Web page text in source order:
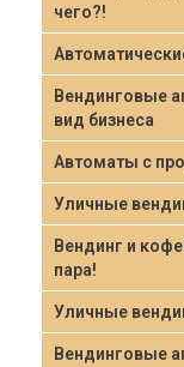
чего?!
Вендинговые
вид бизнеса
Автоматы с
Уличные
Вендинг и
пара!
Уличные
Вендинговые